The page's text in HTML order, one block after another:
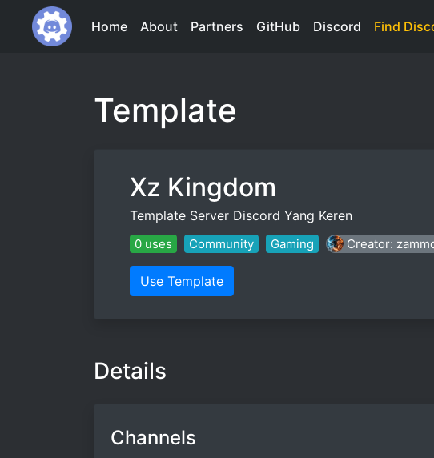
Home About Partners GitHub Discord Find
Template
Xz Kingdom
Template Server Discord Yang Keren
0 uses Community Gaming Creator:
Use Template
Details
Channels